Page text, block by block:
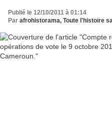
Publié le 12/10/2011 à 01:14
Par afrohistorama, Toute l'histoire